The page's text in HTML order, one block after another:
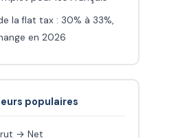
la flat tax : 30% à 33%,
en 2026
populaires
→ Net